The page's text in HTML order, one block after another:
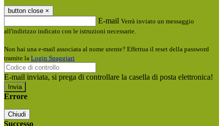
button close ×
E-mail Verrà inviato un messaggio
all'indirizzo indicato con le istruzioni necessarie.
Non hai una e-mail associata al nome utente? Effettua il reset della password
tramite la Login Spaggiari
E-mail inviata, si prega di controllare la casella di posta elettronica!
Errore
Chiudi
Successo